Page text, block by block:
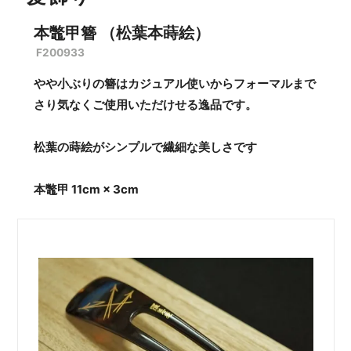
本鼈甲簪 （松葉本蒔絵）
F200933
やや小ぶりの簪はカジュアル使いからフォーマルまで
さり気なくご使用いただけせる逸品です。
松葉の蒔絵がシンプルで繊細な美しさです
本鼈甲 11cm × 3cm